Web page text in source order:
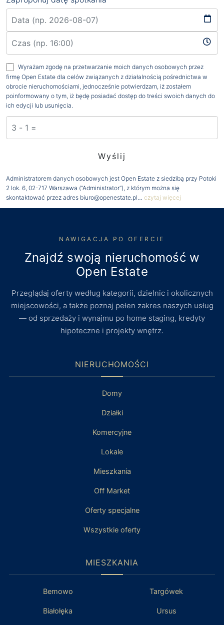
Wyrażam zgodę na przetwarzanie moich danych osobowych przez
firmę Open Estate dla celów związanych z działalnością pośrednictwa w
obrocie nieruchomościami, jednocześnie potwierdzam, iż zostałem
poinformowany o tym, iż będę posiadać dostęp do treści swoich danych do
ich edycji lub usunięcia.
Administratorem danych osobowych jest Open Estate z siedzibą przy Potoki
2 lok. 6, 02-717 Warszawa (“Administrator”), z którym można się
skontaktować przez adres biuro@openestate.pl… czytaj więcej
NAWIGACJA PO OFERCIE
Znajdź swoją nieruchomość w
Open Estate
Przeglądaj oferty według kategorii, dzielnic i okolicznych
miejscowości, a także poznaj pełen zakres naszych usług
— od sprzedaży i wynajmu po home staging, kredyty
hipoteczne i projekty wnętrz.
NIERUCHOMOŚCI
Domy
Działki
Komercyjne
Lokale
Mieszkania
Off Market
Oferty specjalne
Wszystkie oferty
MIESZKANIA
Bemowo
Białołęka
Targówek
Ursus